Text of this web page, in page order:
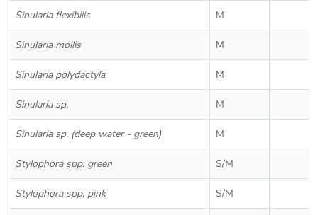
Sinularia flexibilis M
Sinularia mollis M
Sinularia polydactyla M
Sinularia sp. M
Sinularia sp. (deep water - green) M
Stylophora spp. green S/M
Stylophora spp. pink S/M